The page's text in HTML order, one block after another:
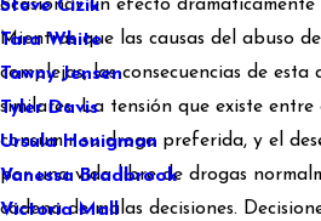
Steve Cizik
Tara White
Tawny Jensen
Tyler Davis
Ursula Honigman
Vanessa Bradbrook
Victoria Mall
ocasionar un efecto dramáticamente
Mientras que las causas del abuso
complejas, las consecuencias de esta
similares. La tensión que existe
consumir su droga preferida, y el
por una vida libre de drogas
cadena de malas decisiones.